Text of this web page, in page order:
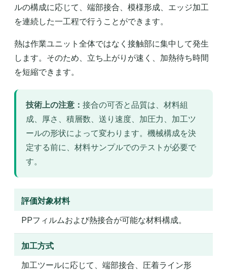
ルの構成に応じて、端部接合、模様形成、エッジ加工
を連続した一工程で行うことができます。
熱は作業ユニット全体ではなく接触部に集中して発生
します。そのため、立ち上がりが速く、加熱待ち時間
を短縮できます。
技術上の注意： 接合の可否と品質は、材料組
成、厚さ、積層数、送り速度、加圧力、加工ツ
ールの形状によって変わります。機械構成を決
定する前に、材料サンプルでのテストが必要で
す。
評価対象材料
PPフィルムおよび熱接合が可能な材料構成。
加工方式
加工ツールに応じて、端部接合、圧着ライン形